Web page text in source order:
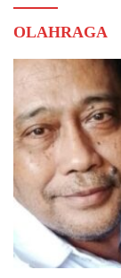
OLAHRAGA